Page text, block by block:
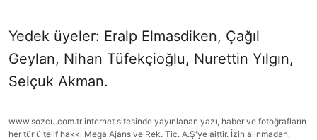
Yedek üyeler: Eralp Elmasdiken, Çağıl
Geylan, Nihan Tüfekçioğlu, Nurettin Yılgın,
Selçuk Akman.
www.sozcu.com.tr internet sitesinde yayınlanan yazı, haber ve fotoğrafların
her türlü telif hakkı Mega Ajans ve Rek. Tic. A.Ş'ye aittir. İzin alınmadan,